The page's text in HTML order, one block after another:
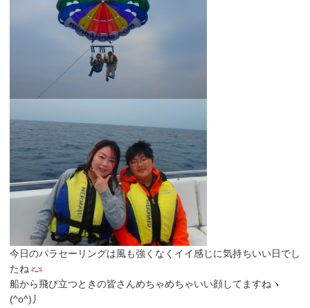
今日のパラセーリングは風も強くなくイイ感じに気持ちいい日でし
たね
船から飛び立つときの皆さんめちゃめちゃいい顔してますねヽ
(^o^)丿